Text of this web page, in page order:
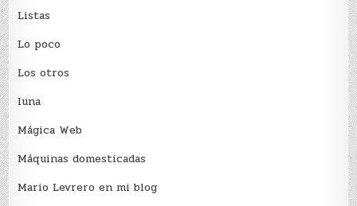
Listas
Lo poco
Los otros
luna
Mágica Web
Máquinas domesticadas
Mario Levrero en mi blog